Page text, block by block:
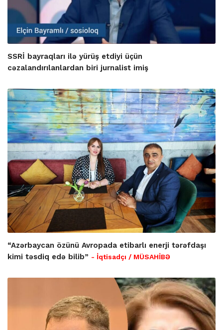
SSRİ bayraqları ilə yürüş etdiyi üçün
cəzalandırılanlardan biri jurnalist imiş
“Azərbaycan özünü Avropada etibarlı enerji tərəfdaşı
kimi təsdiq edə bilib” - İqtisadçı / MÜSAHİBƏ